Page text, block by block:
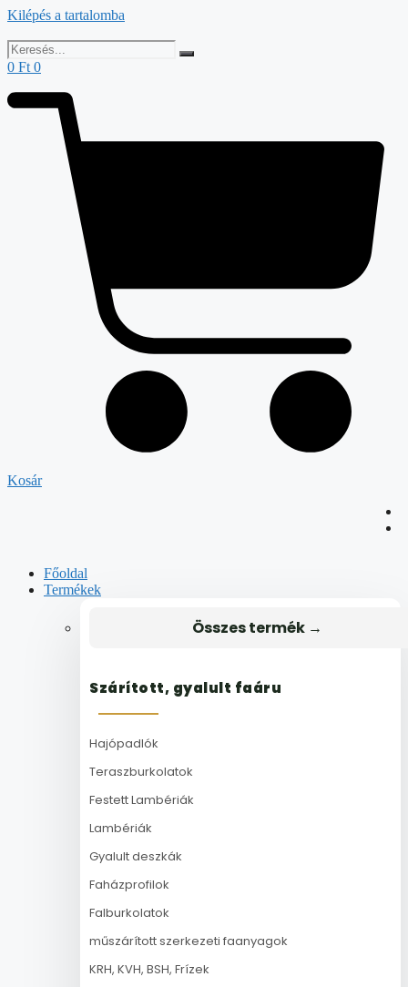
Kilépés a tartalomba
0 Ft 0
Kosár
Főoldal
Termékek
Összes termék →
Szárított, gyalult faáru
Hajópadlók
Teraszburkolatok
Festett Lambériák
Lambériák
Gyalult deszkák
Faházprofilok
Falburkolatok
műszárított szerkezeti faanyagok
KRH, KVH, BSH, Frízek